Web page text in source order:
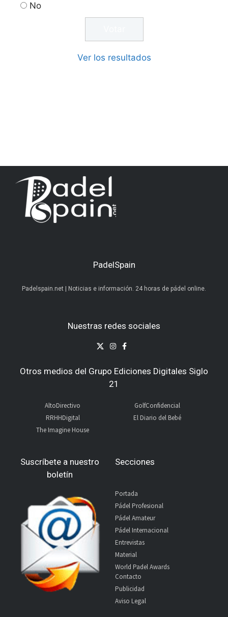
No
Ver los resultados
PadelSpain
Padelspain.net | Noticias e información. 24 horas de pádel online.
Nuestras redes sociales
Otros medios del Grupo Ediciones Digitales Siglo
21
AltoDirectivo
RRHHDigital
The Imagine House
GolfConfidencial
El Diario del Bebé
Suscríbete a nuestro
boletín
Secciones
Portada
Pádel Profesional
Pádel Amateur
Pádel Internacional
Entrevistas
Material
World Padel Awards
Contacto
Publicidad
Aviso Legal